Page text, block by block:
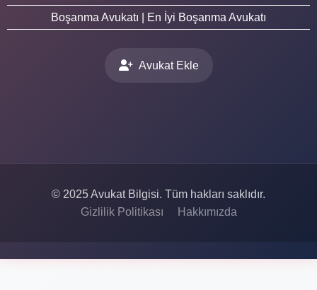
Boşanma Avukatı | En İyi Boşanma Avukatı
Avukat Ekle
© 2025 Avukat Bilgisi. Tüm hakları saklıdır.
Gizlilik Politikası
Hakkımızda